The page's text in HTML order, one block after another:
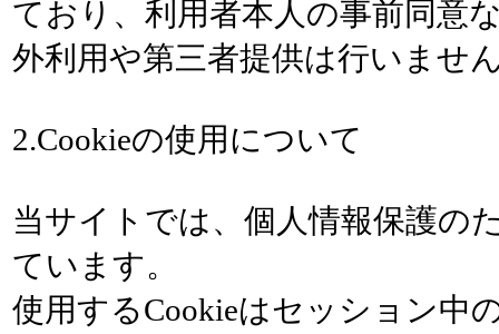
ており、利用者本人の事前同意
外利用や第三者提供は行いませ
2.Cookieの使用について
当サイトでは、個人情報保護の
ています。
使用するCookieはセッション中